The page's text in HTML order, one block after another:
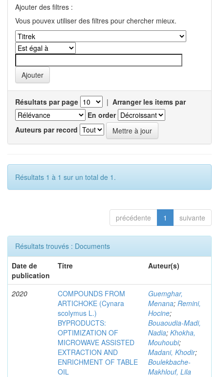
Ajouter des filtres :
Vous pouvex utiliser des filtres pour chercher mieux.
Résultats par page | Arranger les items par
En order
Auteurs par record
Résultats 1 à 1 sur un total de 1.
précédente 1 suivante
Résultats trouvés : Documents
Date de
publication
Titre Auteur(s)
2020
COMPOUNDS FROM
ARTICHOKE (Cynara
scolymus L.)
BYPRODUCTS:
OPTIMIZATION OF
MICROWAVE ASSISTED
EXTRACTION AND
ENRICHMENT OF TABLE
OIL
Guemghar,
Menana; Remini,
Hocine;
Bouaoudia-Madi,
Nadia; Khokha,
Mouhoubi;
Madani, Khodir;
Boulekbache-
Makhlouf, Lila